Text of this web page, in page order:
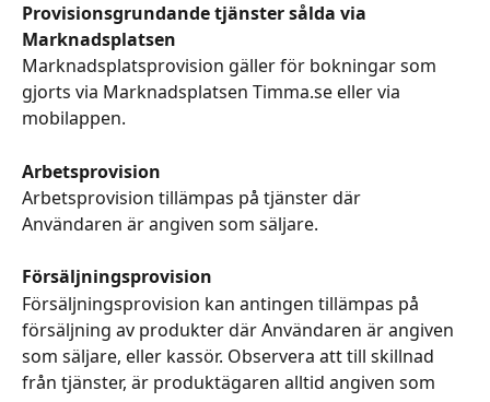
Provisionsgrundande tjänster sålda via
Marknadsplatsen
Marknadsplatsprovision gäller för bokningar som
gjorts via Marknadsplatsen Timma.se eller via
mobilappen.
Arbetsprovision
Arbetsprovision tillämpas på tjänster där
Användaren är angiven som säljare.
Försäljningsprovision
Försäljningsprovision kan antingen tillämpas på
försäljning av produkter där Användaren är angiven
som säljare, eller kassör. Observera att till skillnad
från tjänster, är produktägaren alltid angiven som